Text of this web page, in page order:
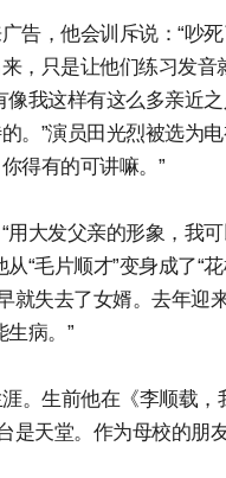
告，他会训斥说：“吵
，只是让他们练习发
我这样有这么多亲近
。”演员田光烈被选为
得有的可讲嘛。”
大发父亲的形象，我
“毛片顺才”变身成了“
就失去了女婿。去年
生病。”
。生前他在《李顺载
是天堂。作为母校的朋